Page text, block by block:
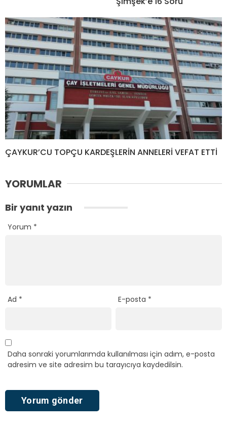
ÇAYKUR’CU TOPÇU KARDEŞLERİN ANNELERİ VEFAT ETTİ
YORUMLAR
Bir yanıt yazın
Yorum *
Ad * E-posta *
Daha sonraki yorumlarımda kullanılması için adım, e-posta
adresim ve site adresim bu tarayıcıya kaydedilsin.